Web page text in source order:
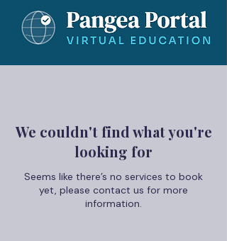
We couldn't find what you're
looking for
Seems like there’s no services to book
yet, please contact us for more
information.